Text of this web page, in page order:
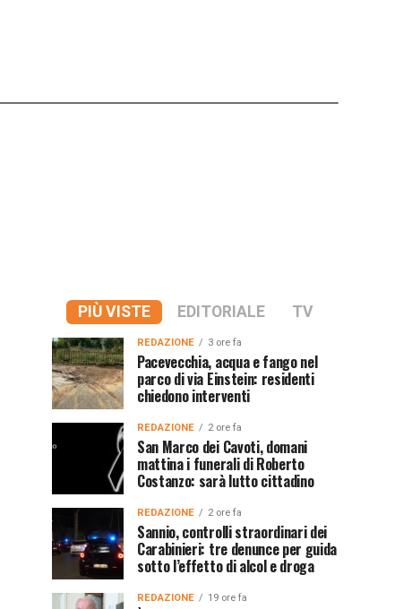
PIÙ VISTE EDITORIALE TV
REDAZIONE 3 ore fa
Pacevecchia, acqua e fango nel
parco di via Einstein: residenti
chiedono interventi
REDAZIONE 2 ore fa
San Marco dei Cavoti, domani
mattina i funerali di Roberto
Costanzo: sarà lutto cittadino
REDAZIONE 2 ore fa
Sannio, controlli straordinari dei
Carabinieri: tre denunce per guida
sotto l’effetto di alcol e droga
REDAZIONE 19 ore fa